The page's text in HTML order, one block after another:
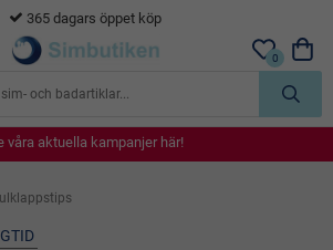
365 dagars öppet köp
0
våra aktuella kampanjer här!
våra aktuella kampanjer här!
våra aktuella kampanjer här!
våra aktuella kampanjer här!